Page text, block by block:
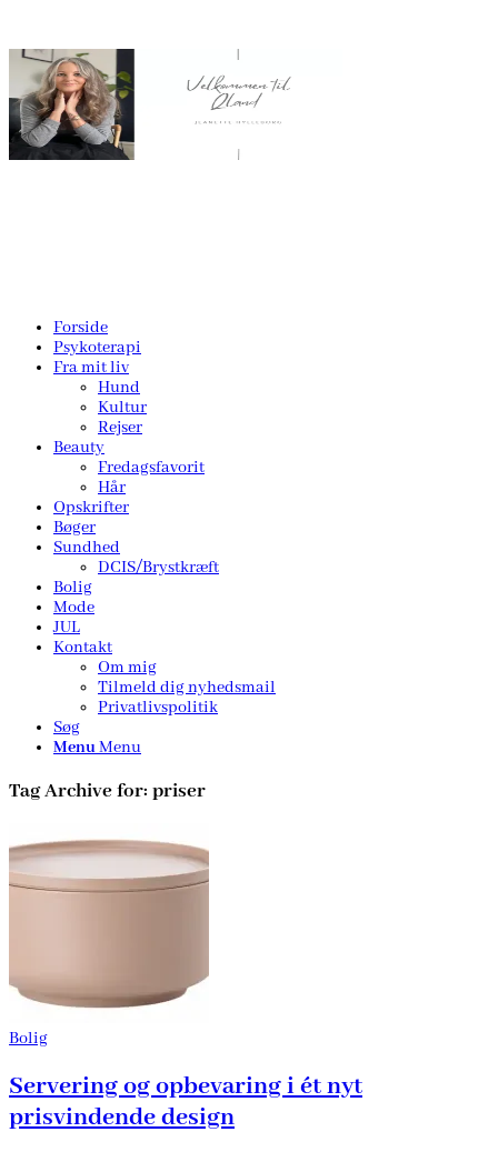
Forside
Psykoterapi
Fra mit liv
Hund
Kultur
Rejser
Beauty
Fredagsfavorit
Hår
Opskrifter
Bøger
Sundhed
DCIS/Brystkræft
Bolig
Mode
JUL
Kontakt
Om mig
Tilmeld dig nyhedsmail
Privatlivspolitik
Søg
MenuMenu
Tag Archive for: priser
Bolig
Servering og opbevaring i ét nyt
prisvindende design